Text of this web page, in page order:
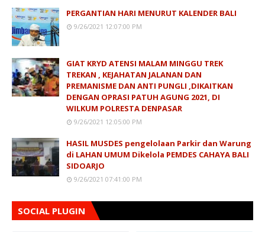
PERGANTIAN HARI MENURUT KALENDER BALI
9/26/2021 12:07:00 PM
GIAT KRYD ATENSI MALAM MINGGU TREK
TREKAN , KEJAHATAN JALANAN DAN
PREMANISME DAN ANTI PUNGLI ,DIKAITKAN
DENGAN OPRASI PATUH AGUNG 2021, DI
WILKUM POLRESTA DENPASAR
9/26/2021 12:05:00 PM
HASIL MUSDES pengelolaan Parkir dan Warung
di LAHAN UMUM Dikelola PEMDES CAHAYA BALI
SIDOARJO
9/26/2021 07:41:00 PM
SOCIAL PLUGIN